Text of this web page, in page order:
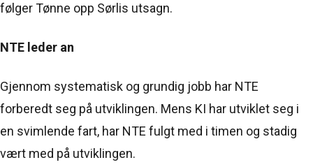
følger Tønne opp Sørlis utsagn.
NTE leder an
Gjennom systematisk og grundig jobb har NTE
forberedt seg på utviklingen. Mens KI har utviklet seg i
en svimlende fart, har NTE fulgt med i timen og stadig
vært med på utviklingen.